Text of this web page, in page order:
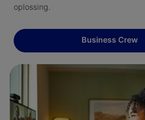
oplossing.
Business Crew